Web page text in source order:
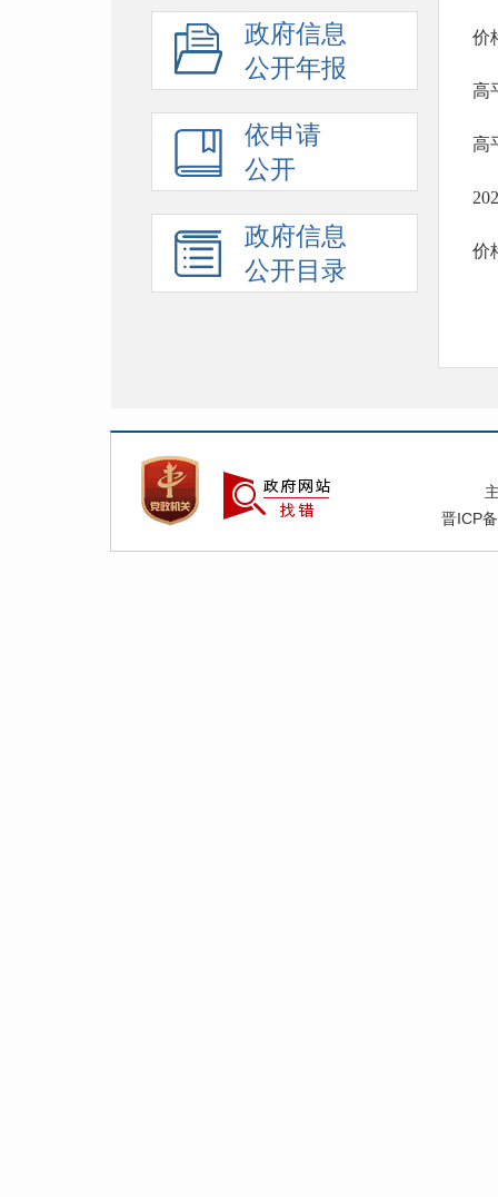
政府信息
公开年报
依申请
公开
政府信息
公开目录
价
价
晋ICP